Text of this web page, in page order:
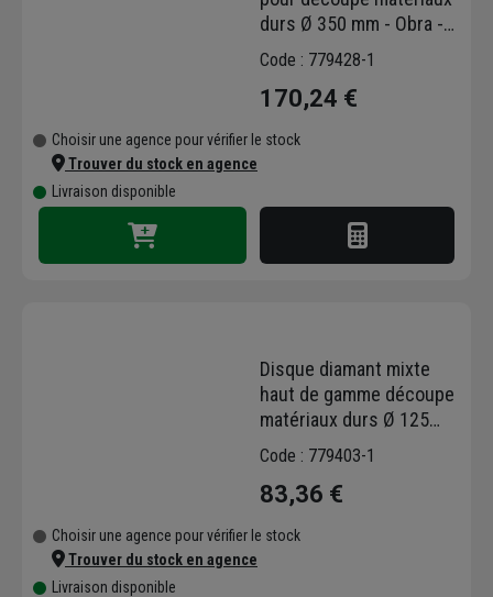
durs Ø 350 mm - Obra -
24 segments - Alésage
25,4 mm
Code : 779428-1
170,24 €
Choisir une agence pour vérifier le stock
Trouver du stock en agence
Livraison disponible
Disque diamant mixte
haut de gamme découpe
matériaux durs Ø 125
mm Obra - 10 segments
- Alésage 22,23 mm
Code : 779403-1
83,36 €
Choisir une agence pour vérifier le stock
Trouver du stock en agence
Livraison disponible